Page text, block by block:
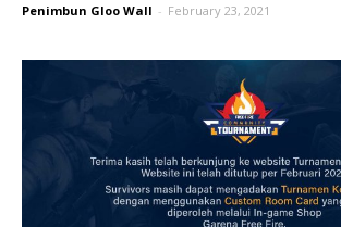
Penimbun Gloo Wall - February 23, 2021